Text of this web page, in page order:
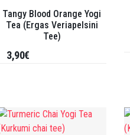
Tangy Blood Orange Yogi
Tea (Ergas Veriapelsini
Tee)
3,90€